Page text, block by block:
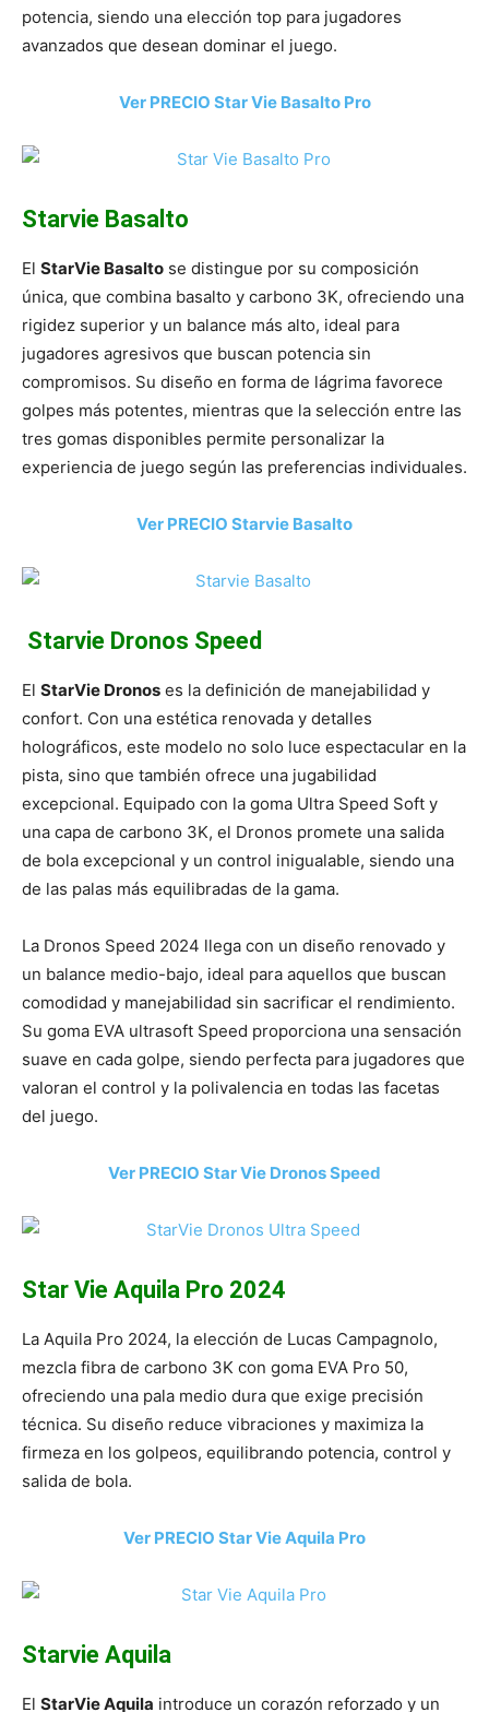
potencia, siendo una elección top para jugadores
avanzados que desean dominar el juego.
Ver PRECIO Star Vie Basalto Pro
Starvie Basalto
El StarVie Basalto se distingue por su composición
única, que combina basalto y carbono 3K, ofreciendo una
rigidez superior y un balance más alto, ideal para
jugadores agresivos que buscan potencia sin
compromisos. Su diseño en forma de lágrima favorece
golpes más potentes, mientras que la selección entre las
tres gomas disponibles permite personalizar la
experiencia de juego según las preferencias individuales.
Ver PRECIO Starvie Basalto
️ Starvie Dronos Speed
El StarVie Dronos es la definición de manejabilidad y
confort. Con una estética renovada y detalles
holográficos, este modelo no solo luce espectacular en la
pista, sino que también ofrece una jugabilidad
excepcional. Equipado con la goma Ultra Speed Soft y
una capa de carbono 3K, el Dronos promete una salida
de bola excepcional y un control inigualable, siendo una
de las palas más equilibradas de la gama.
La Dronos Speed 2024 llega con un diseño renovado y
un balance medio-bajo, ideal para aquellos que buscan
comodidad y manejabilidad sin sacrificar el rendimiento.
Su goma EVA ultrasoft Speed proporciona una sensación
suave en cada golpe, siendo perfecta para jugadores que
valoran el control y la polivalencia en todas las facetas
del juego.
Ver PRECIO Star Vie Dronos Speed
Star Vie Aquila Pro 2024
La Aquila Pro 2024, la elección de Lucas Campagnolo,
mezcla fibra de carbono 3K con goma EVA Pro 50,
ofreciendo una pala medio dura que exige precisión
técnica. Su diseño reduce vibraciones y maximiza la
firmeza en los golpeos, equilibrando potencia, control y
salida de bola.
Ver PRECIO Star Vie Aquila Pro
Starvie Aquila
El StarVie Aquila introduce un corazón reforzado y un